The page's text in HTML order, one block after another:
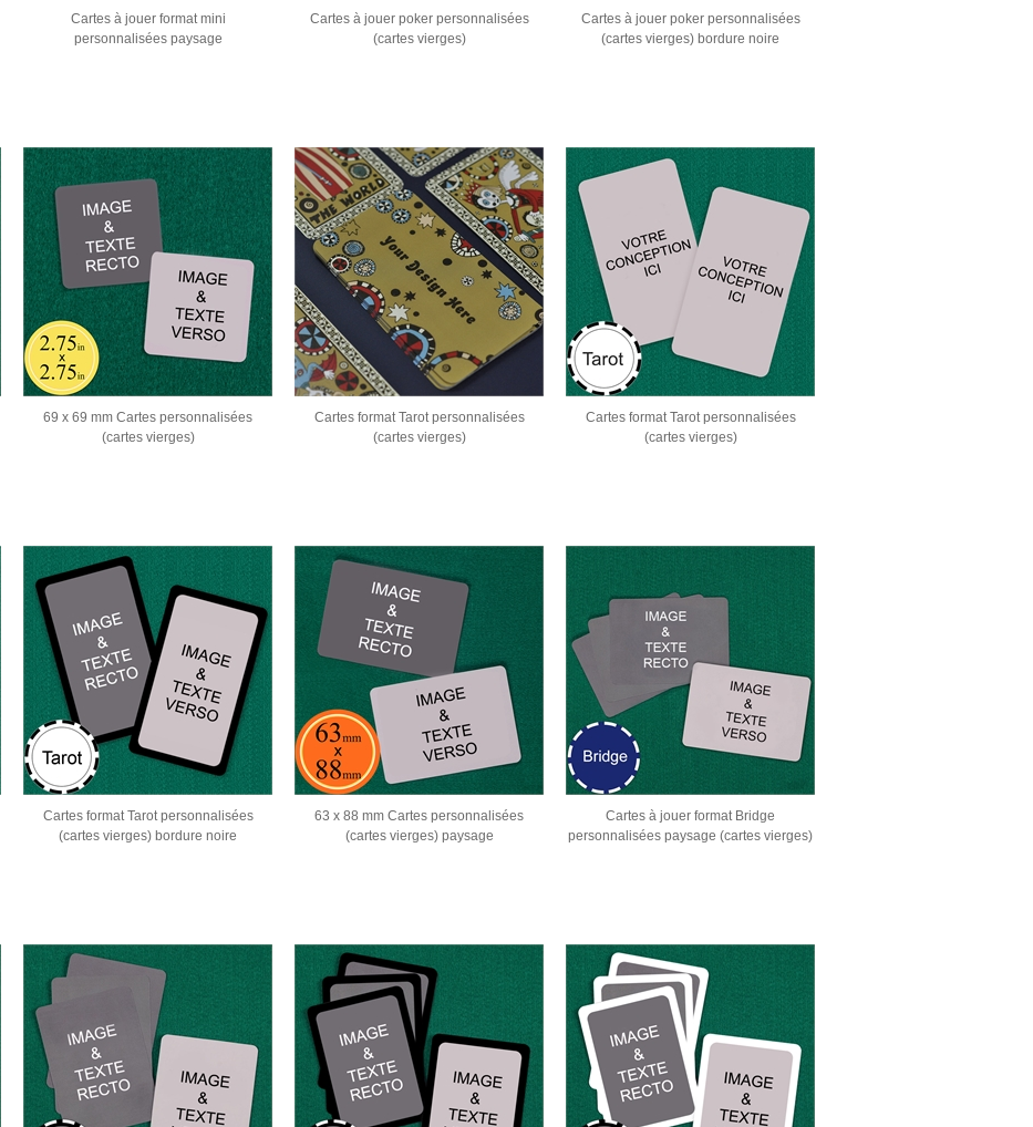
Cartes à jouer format mini
personnalisées paysage
Cartes à jouer poker personnalisées
(cartes vierges)
Cartes à jouer poker personnalisées
(cartes vierges) bordure noire
69 x 69 mm Cartes personnalisées
(cartes vierges)
Cartes format Tarot personnalisées
(cartes vierges)
Cartes format Tarot personnalisées
(cartes vierges)
Cartes format Tarot personnalisées
(cartes vierges) bordure noire
63 x 88 mm Cartes personnalisées
(cartes vierges) paysage
Cartes à jouer format Bridge
personnalisées paysage (cartes vierges)